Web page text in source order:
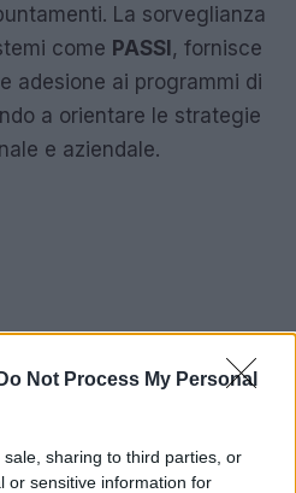
Do Not Process My Personal
sharing to third parties, or
or sensitive information for
La sorveglianza
come PASSI, fornisce
adesione ai programmi di
a orientare le strategie
e aziendale.